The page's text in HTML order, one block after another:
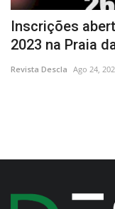
Inscrições
2023 na Praia
Revista Descla Ago 24,